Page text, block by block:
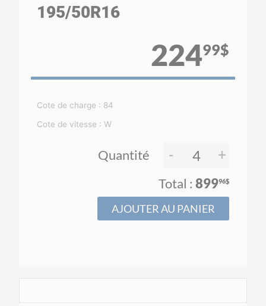
195/50R16
22499$
Cote de charge : 84
Cote de vitesse : W
Quantité - +
89996$
AJOUTER AU PANIER